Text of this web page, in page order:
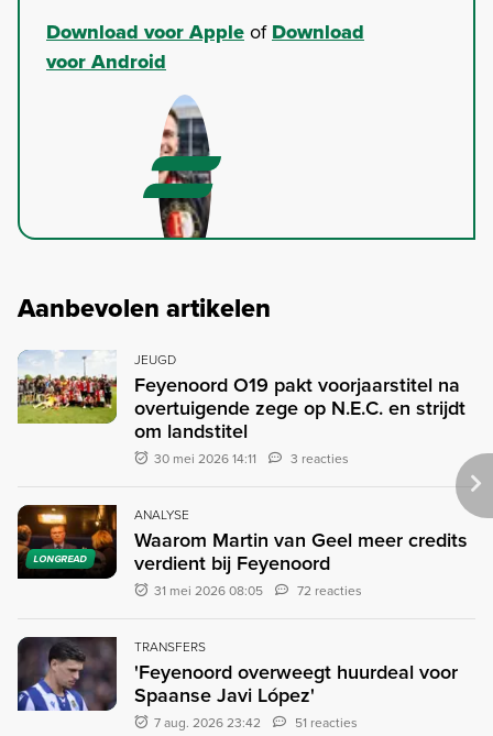
Download voor AppleofDownload
voor Android
Aanbevolen artikelen
JEUGD
Feyenoord O19 pakt voorjaarstitel na
overtuigende zege op N.E.C. en strijdt
om landstitel
30 mei 2026 14:11 3 reacties
LONGREAD
ANALYSE
Waarom Martin van Geel meer credits
verdient bij Feyenoord
31 mei 2026 08:05 72 reacties
TRANSFERS
'Feyenoord overweegt huurdeal voor
Spaanse Javi López'
7 aug. 2026 23:42 51 reacties